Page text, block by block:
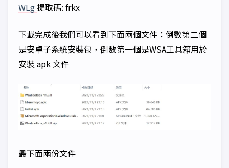
WLg提取碼: frkx
下載完成後我們可以看到下面兩個文件：倒數第二個
是安卓子系統安裝包，倒數第一個是WSA工具箱用於
安裝 apk 文件
最下面兩份文件